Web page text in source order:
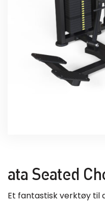
ata Seated
Et fantastisk verktøy til